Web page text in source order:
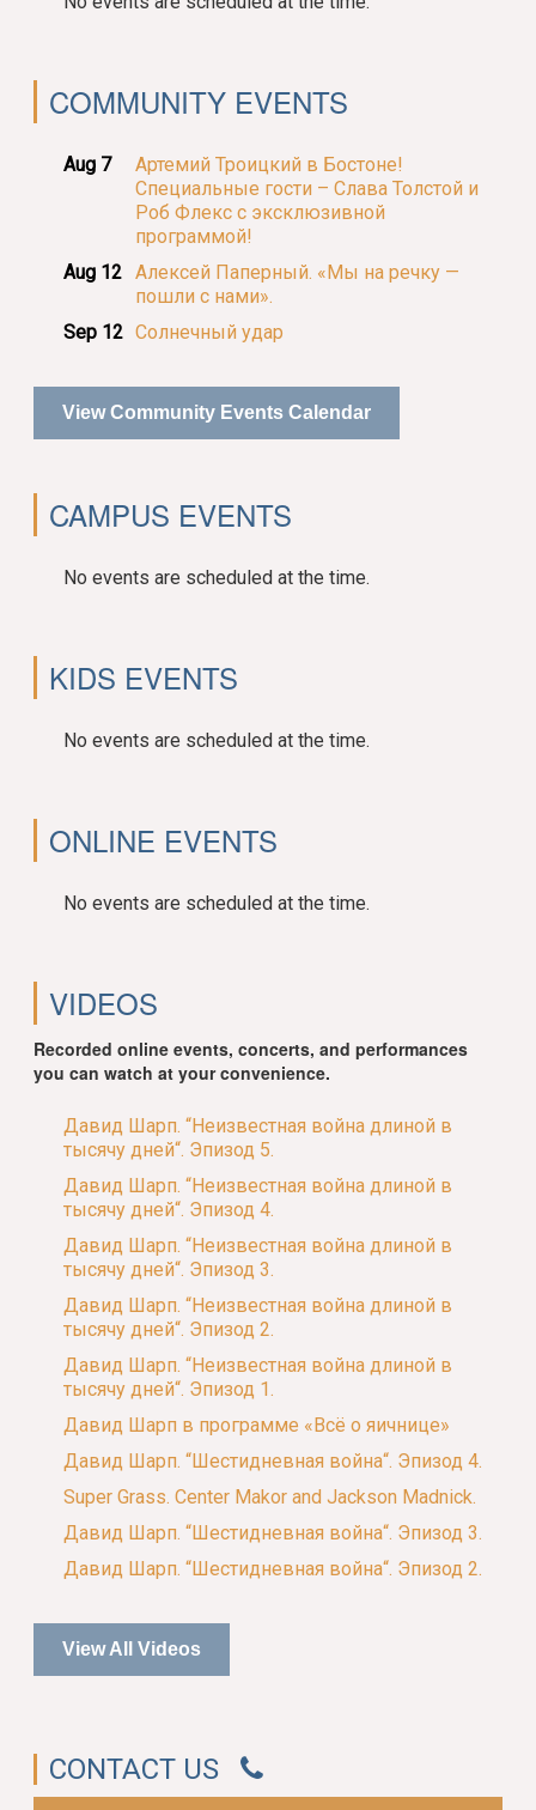
COMMUNITY EVENTS
Aug 7
Артемий Троицкий в Бостоне!
Специальные гости – Слава Толстой и
Роб Флекс с эксклюзивной
программой!
Aug 12 Алексей Паперный. «Мы на речку —
пошли с нами».
Sep 12 Солнечный удар
View Community Events Calendar
CAMPUS EVENTS
No events are scheduled at the time.
KIDS EVENTS
No events are scheduled at the time.
ONLINE EVENTS
No events are scheduled at the time.
VIDEOS
Recorded online events, concerts, and performances
you can watch at your convenience.
Давид Шарп. “Неизвестная война длиной в
тысячу дней“. Эпизод 5.
Давид Шарп. “Неизвестная война длиной в
тысячу дней“. Эпизод 4.
Давид Шарп. “Неизвестная война длиной в
тысячу дней“. Эпизод 3.
Давид Шарп. “Неизвестная война длиной в
тысячу дней“. Эпизод 2.
Давид Шарп. “Неизвестная война длиной в
тысячу дней“. Эпизод 1.
Давид Шарп в программе «Всё о яичнице»
Давид Шарп. “Шестидневная война“. Эпизод 4.
Super Grass. Center Makor and Jackson Madnick.
Давид Шарп. “Шестидневная война“. Эпизод 3.
Давид Шарп. “Шестидневная война“. Эпизод 2.
View All Videos
CONTACT US